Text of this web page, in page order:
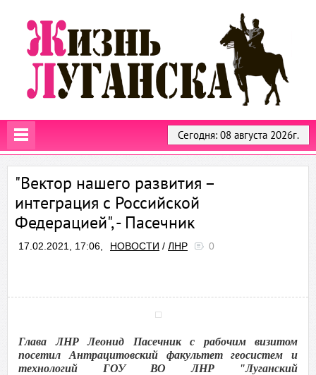
Сегодня: 08 августа 2026г.
"Вектор нашего развития –
интеграция с Российской
Федерацией", - Пасечник
17.02.2021, 17:06, НОВОСТИ / ЛНР 0
Глава ЛНР Леонид Пасечник с рабочим визитом
посетил Антрацитовский факультет геосистем и
технологий ГОУ ВО ЛНР "Луганский